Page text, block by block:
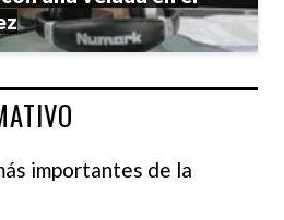
importantes de la